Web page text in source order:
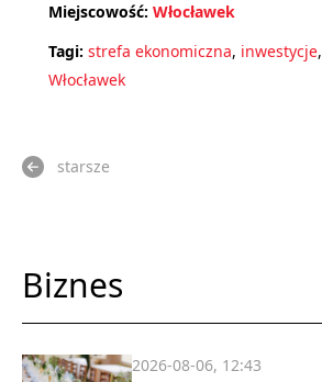
Miejscowość: Włocławek
Tagi: strefa ekonomiczna, inwestycje,
Włocławek
starsze
Biznes
2026-08-06, 12:43